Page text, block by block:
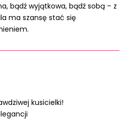
bądź wyjątkowa, bądź sobą – z
ma szansę stać się
kusicielki!